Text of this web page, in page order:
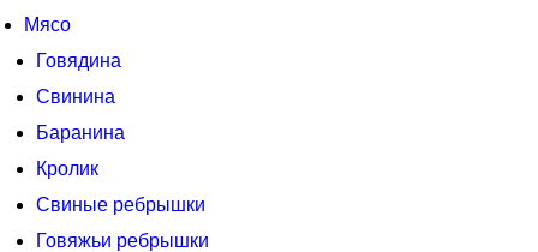
Мясо
Говядина
Свинина
Баранина
Кролик
Свиные ребрышки
Говяжьи ребрышки